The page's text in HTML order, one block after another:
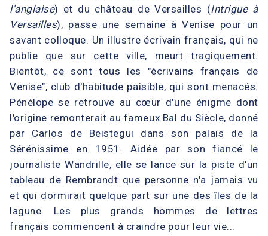
l'anglaise) et du château de Versailles (Intrigue à
Versailles), passe une semaine à Venise pour un
savant colloque. Un illustre écrivain français, qui ne
publie que sur cette ville, meurt tragiquement.
Bientôt, ce sont tous les "écrivains français de
Venise", club d'habitude paisible, qui sont menacés.
Pénélope se retrouve au cœur d'une énigme dont
l'origine remonterait au fameux Bal du Siècle, donné
par Carlos de Beistegui dans son palais de la
Sérénissime en 1951. Aidée par son fiancé le
journaliste Wandrille, elle se lance sur la piste d'un
tableau de Rembrandt que personne n'a jamais vu
et qui dormirait quelque part sur une des îles de la
lagune. Les plus grands hommes de lettres
français commencent à craindre pour leur vie...